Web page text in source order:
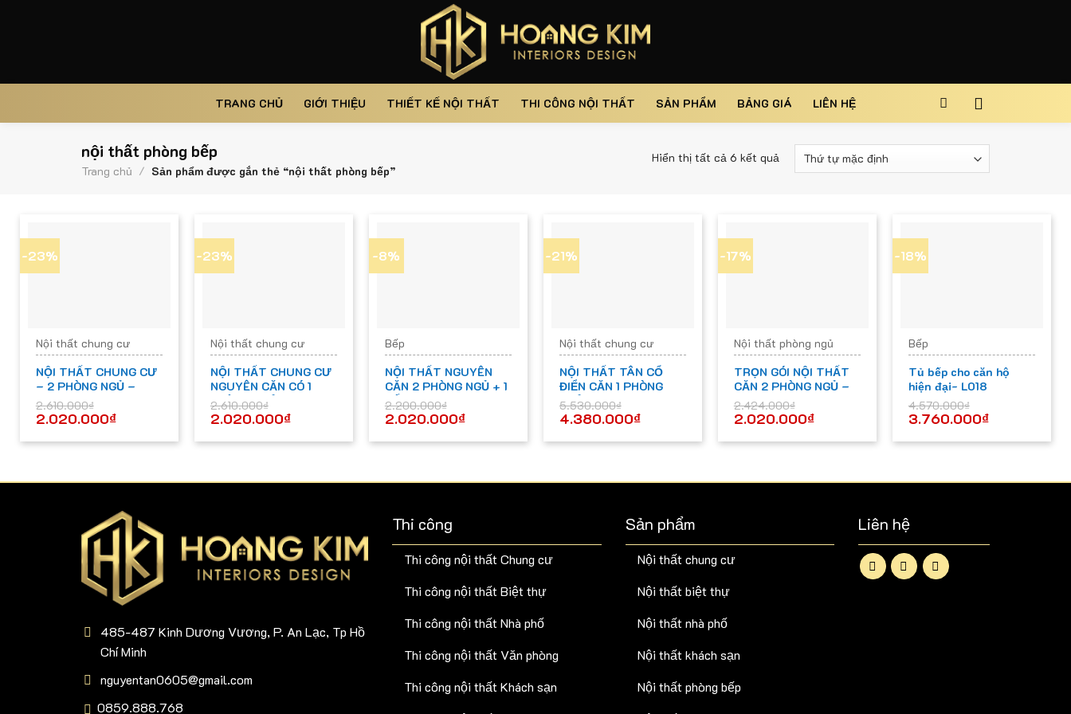
TRANG CHỦ GIỚI THIỆU THIẾT KẾ NỘI THẤT THI CÔNG NỘI THẤT SẢN PHẨM BẢNG GIÁ LIÊN HỆ
nội thất phòng bếp
Trang chủ / Sản phẩm được gắn thẻ “nội thất phòng bếp”
Hiển thị tất cả 6 kết quả
-23%
Nội thất chung cư
NỘI THẤT CHUNG CƯ
– 2 PHÒNG NGỦ –
P022
2.610.000₫
2.020.000₫
-23%
Nội thất chung cư
NỘI THẤT CHUNG CƯ
NGUYÊN CĂN CÓ 1
PHÒNG NGỦ – CBPN-
D024
2.610.000₫
2.020.000₫
-8%
Bếp
NỘI THẤT NGUYÊN
CĂN 2 PHÒNG NGỦ + 1
BẾP – L020
2.200.000₫
2.020.000₫
-21%
Nội thất chung cư
NỘI THẤT TÂN CỔ
ĐIỂN CĂN 1 PHÒNG
NGỦ N-028
5.530.000₫
4.380.000₫
-17%
Nội thất phòng ngủ
TRỌN GÓI NỘI THẤT
CĂN 2 PHÒNG NGỦ –
CBPN-D025
2.424.000₫
2.020.000₫
-18%
Bếp
Tủ bếp cho căn hộ
hiện đại- L018
4.570.000₫
3.760.000₫
485-487 Kinh Dương Vương, P. An Lạc, Tp Hồ
Chí Minh
nguyentan0605@gmail.com
0859.888.768
Thi công
Thi công nội thất Chung cư
Thi công nội thất Biệt thự
Thi công nội thất Nhà phố
Thi công nội thất Văn phòng
Thi công nội thất Khách sạn
Sản phẩm
Nội thất chung cư
Nội thất biệt thự
Nội thất nhà phố
Nội thất khách sạn
Nội thất phòng bếp
Liên hệ